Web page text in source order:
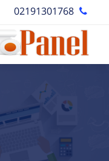
02191301768